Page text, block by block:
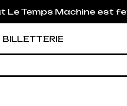
est fermé
BILLETTERIE